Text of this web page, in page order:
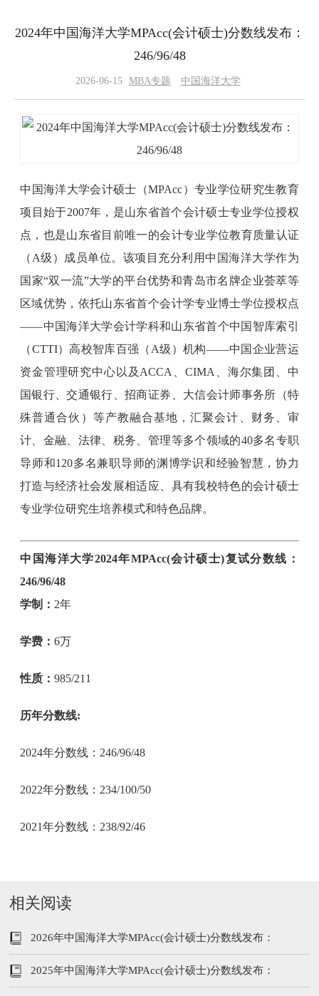
2024年中国海洋大学MPAcc(会计硕士)分数线发布：
246/96/48
2026-06-15 MBA专题 中国海洋大学
中国海洋大学会计硕士（MPAcc）专业学位研究生教育
项目始于2007年，是山东省首个会计硕士专业学位授权
点，也是山东省目前唯一的会计专业学位教育质量认证
（A级）成员单位。该项目充分利用中国海洋大学作为
国家“双一流”大学的平台优势和青岛市名牌企业荟萃等
区域优势，依托山东省首个会计学专业博士学位授权点
——中国海洋大学会计学科和山东省首个中国智库索引
（CTTI）高校智库百强（A级）机构——中国企业营运
资金管理研究中心以及ACCA、CIMA、海尔集团、中
国银行、交通银行、招商证券、大信会计师事务所（特
殊普通合伙）等产教融合基地，汇聚会计、财务、审
计、金融、法律、税务、管理等多个领域的40多名专职
导师和120多名兼职导师的渊博学识和经验智慧，协力
打造与经济社会发展相适应、具有我校特色的会计硕士
专业学位研究生培养模式和特色品牌。
中国海洋大学2024年MPAcc(会计硕士)复试分数线：
246/96/48
学制： 2年
学费：6万
性质：985/211
历年分数线:
2024年分数线：246/96/48
2022年分数线：234/100/50
2021年分数线：238/92/46
相关阅读
2026年中国海洋大学MPAcc(会计硕士)分数线发布：
245/102/51
2025年中国海洋大学MPAcc(会计硕士)分数线发布：